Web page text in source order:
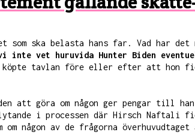
som ska belasta hans far. Vad har
inte vet huruvida Hunter Biden
tavlan före eller efter att hon fick
att göra om någon ger pengar till
i processen där Hirsch Naftali
om någon av de frågorna